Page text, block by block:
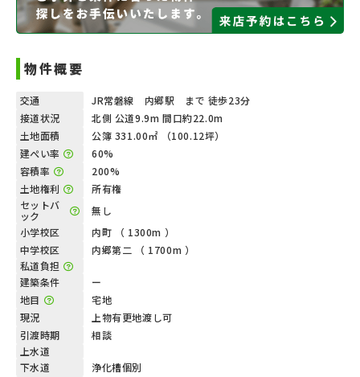
物件概要
交通
JR常磐線 内郷駅 まで 徒歩23分
接道状況
北側 公道9.9m 間口約22.0m
土地面積
公簿 331.00㎡ （100.12坪）
建ぺい率
60%
容積率
200%
土地権利
所有権
セットバ
ック
無し
小学校区
内町 （ 1300m ）
中学校区
内郷第二 （ 1700m ）
私道負担
建築条件
ー
地目
宅地
現況
上物有更地渡し可
引渡時期
相談
上水道
下水道
浄化槽個別